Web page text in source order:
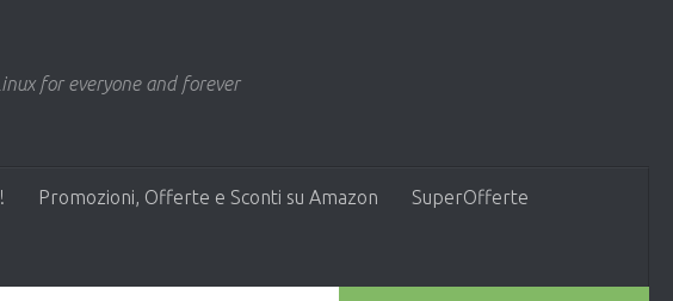
for everyone and forever
Promozioni, Offerte e Sconti su Amazon SuperOfferte